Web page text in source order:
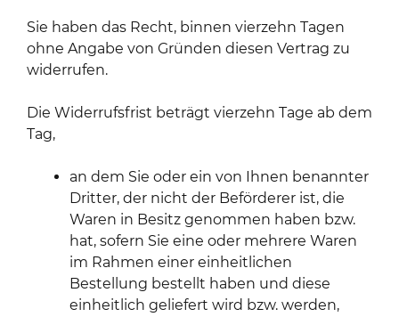
Sie haben das Recht, binnen vierzehn Tagen
ohne Angabe von Gründen diesen Vertrag zu
widerrufen.
Die Widerrufsfrist beträgt vierzehn Tage ab dem
Tag,
an dem Sie oder ein von Ihnen benannter
Dritter, der nicht der Beförderer ist, die
Waren in Besitz genommen haben bzw.
hat, sofern Sie eine oder mehrere Waren
im Rahmen einer einheitlichen
Bestellung bestellt haben und diese
einheitlich geliefert wird bzw. werden,